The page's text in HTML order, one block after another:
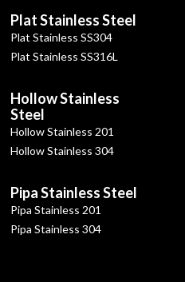
Plat Stainless Steel
Plat Stainless SS304
Plat Stainless SS316L
Hollow Stainless
Steel
Hollow Stainless 201
Hollow Stainless 304
Pipa Stainless Steel
Pipa Stainless 201
Pipa Stainless 304